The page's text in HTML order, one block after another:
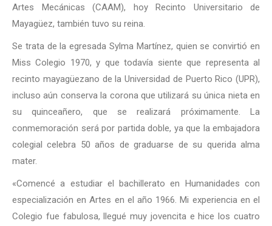
Artes Mecánicas (CAAM), hoy Recinto Universitario de
Mayagüez, también tuvo su reina.
Se trata de la egresada Sylma Martínez, quien se convirtió en
Miss Colegio 1970, y que todavía siente que representa al
recinto mayagüezano de la Universidad de Puerto Rico (UPR),
incluso aún conserva la corona que utilizará su única nieta en
su quinceañero, que se realizará próximamente. La
conmemoración será por partida doble, ya que la embajadora
colegial celebra 50 años de graduarse de su querida alma
mater.
«Comencé a estudiar el bachillerato en Humanidades con
especialización en Artes en el año 1966. Mi experiencia en el
Colegio fue fabulosa, llegué muy jovencita e hice los cuatro